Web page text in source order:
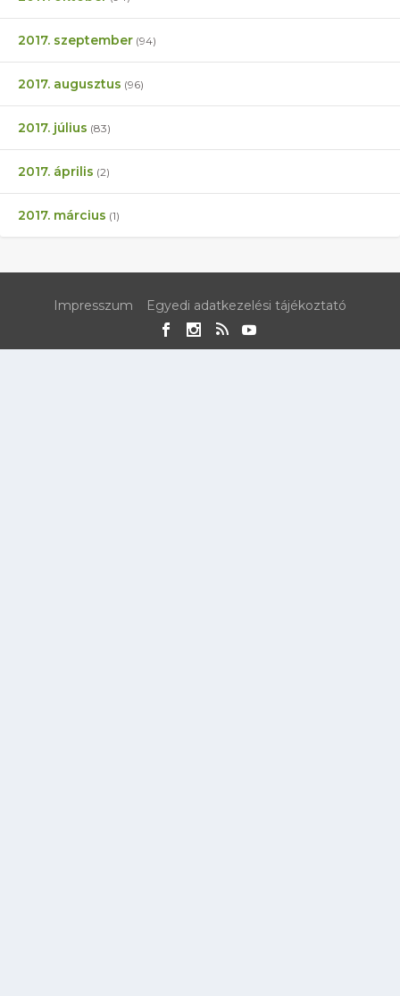
2017. szeptember (94)
2017. augusztus (96)
2017. július (83)
2017. április (2)
2017. március (1)
Impresszum Egyedi adatkezelési tájékoztató